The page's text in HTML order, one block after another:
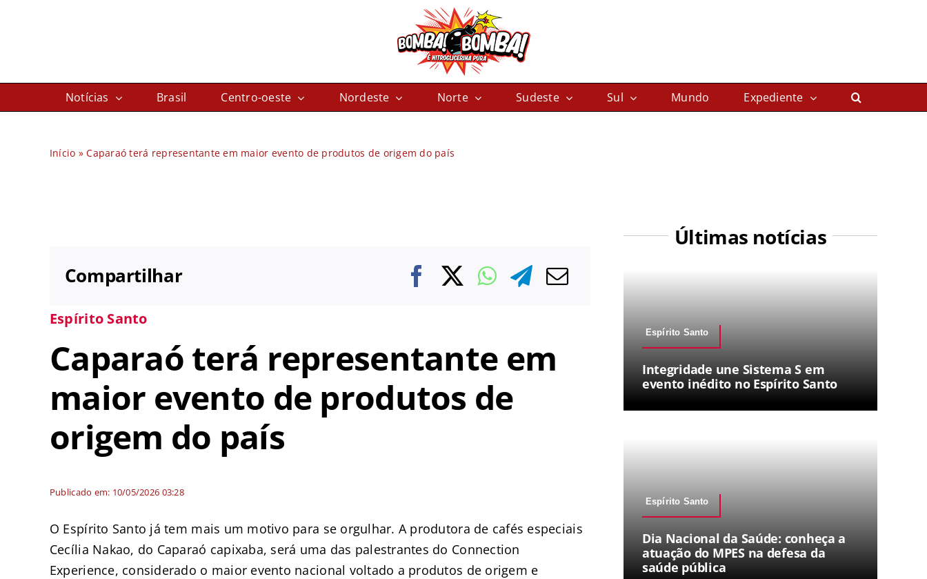
Notícias Brasil Centro-oeste Nordeste Norte Sudeste Sul Mundo Expediente
Início »Caparaó terá representante em maior evento de produtos de origem do país
Compartilhar
Espírito Santo
Caparaó terá representante em
maior evento de produtos de
origem do país
Publicado em: 10/05/2026 03:28
O Espírito Santo já tem mais um motivo para se orgulhar. A produtora de cafés especiais
Cecília Nakao, do Caparaó capixaba, será uma das palestrantes do Connection
Experience, considerado o maior evento nacional voltado a produtos de origem e
Últimas notícias
Espírito Santo
Integridade une Sistema S em
evento inédito no Espírito Santo
Espírito Santo
Dia Nacional da Saúde: conheça a
atuação do MPES na defesa da
saúde pública